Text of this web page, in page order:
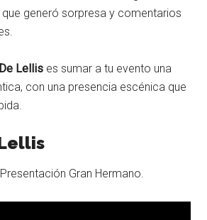
generó sorpresa y comentarios
Lellis es sumar a tu evento una
con una presencia escénica que
Gran Hermano.